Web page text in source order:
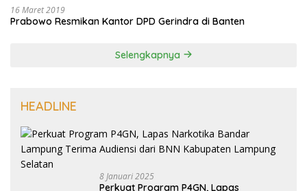
16 Maret 2019
Prabowo Resmikan Kantor DPD Gerindra di Banten
Selengkapnya
HEADLINE
8 Januari 2025
Perkuat Program P4GN, Lapas